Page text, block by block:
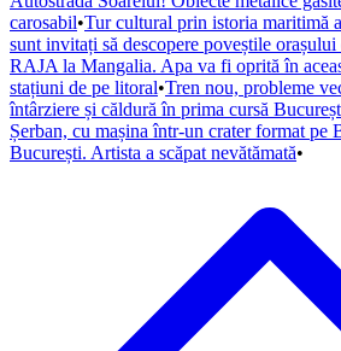
carosabil•Tur cultural prin istoria maritimă
sunt invitați să descopere poveștile
RAJA la Mangalia. Apa va fi oprită în
stațiuni de pe litoral•Tren nou, probleme
întârziere și căldură în prima cursă
Șerban, cu mașina într-un crater format
București. Artista a scăpat nevătămată•